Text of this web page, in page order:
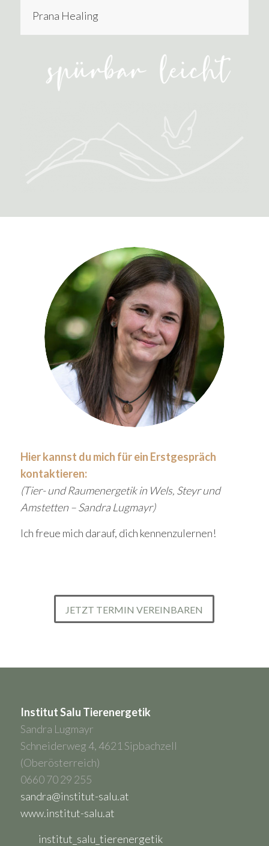
Prana Healing
Hier kannst du mich für ein Erstgespräch
kontaktieren:
(Tier- und Raumenergetik in Wels, Steyr und
Amstetten – Sandra Lugmayr)
Ich freue mich darauf, dich kennenzulernen!
JETZT TERMIN VEREINBAREN
Institut Salu Tierenergetik
Sandra Lugmayr
Schneiderweg 4, 4621 Sipbachzell
(Oberösterreich)
0660 70 29 255
sandra@institut-salu.at
www.institut-salu.at
institut_salu_tierenergetik